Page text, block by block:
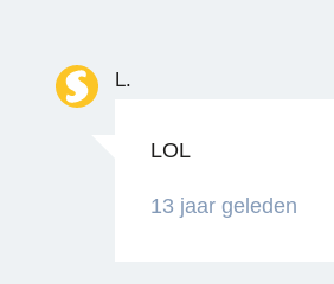
L.
LOL
13 jaar geleden